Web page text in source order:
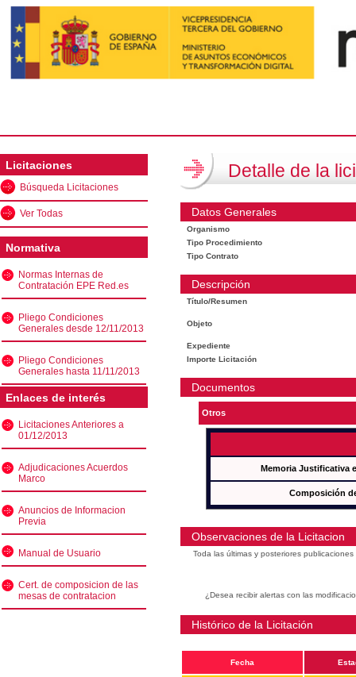
Licitaciones
Búsqueda Licitaciones
Ver Todas
Normativa
Normas Internas de
Contratación EPE Red.es
Pliego Condiciones
Generales desde 12/11/2013
Pliego Condiciones
Generales hasta 11/11/2013
Enlaces de interés
Licitaciones Anteriores a
01/12/2013
Adjudicaciones Acuerdos
Marco
Anuncios de Informacion
Previa
Manual de Usuario
Cert. de composicion de las
mesas de contratacion
Detalle de la
Datos Generales
Organismo
Tipo Procedimiento
Tipo Contrato
Descripción
Título/Resumen
Objeto
Expediente
Importe Licitación
Documentos
Otros
Memoria Justificativa
Composición
Observaciones de la Licitacion
Toda las últimas y posteriores
¿Desea recibir alertas con las
Histórico de la Licitación
Fecha